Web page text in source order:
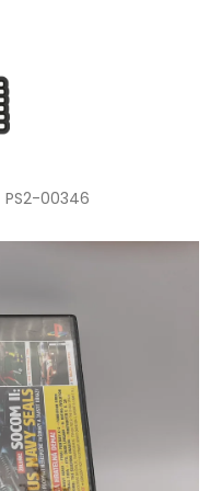
PS2-00346